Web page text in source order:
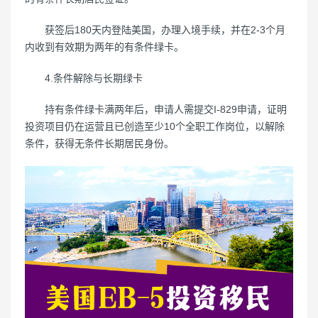
获签后180天内登陆美国，办理入境手续，并在2-3个月
内收到有效期为两年的有条件绿卡。
4.条件解除与长期绿卡
持有条件绿卡满两年后，申请人需提交I-829申请，证明
投资项目仍在运营且已创造至少10个全职工作岗位，以解除
条件，获得无条件长期居民身份。